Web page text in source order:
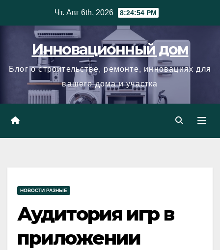
Чт. Авг 6th, 2026 8:24:55 PM
Инновационный дом
Блог о строительстве, ремонте, инновациях для
вашего дома и участка
НОВОСТИ РАЗНЫЕ
Аудитория игр в
приложении